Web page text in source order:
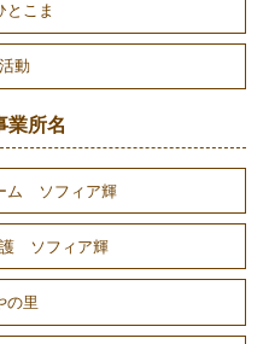
とこま
動
業所名
ム ソフィア輝
ソフィア輝
の里